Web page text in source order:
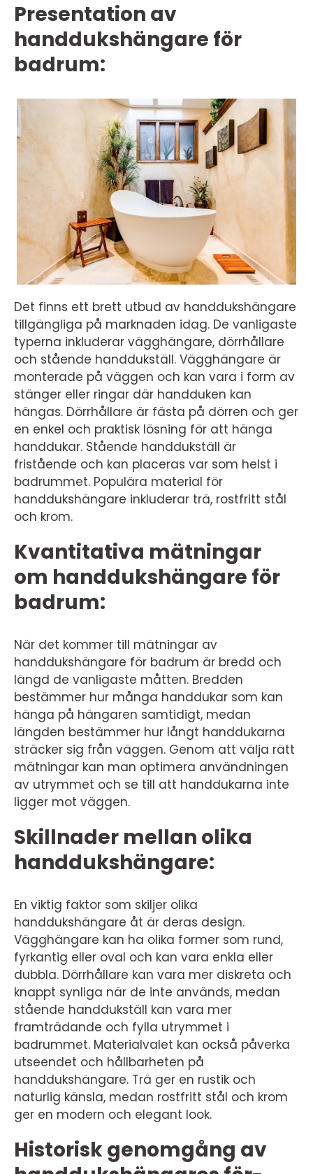
Presentation av
handdukshängare för
badrum:
Det finns ett brett utbud av handdukshängare
tillgängliga på marknaden idag. De vanligaste
typerna inkluderar vägghängare, dörrhållare
och stående handdukställ. Vägghängare är
monterade på väggen och kan vara i form av
stänger eller ringar där handduken kan
hängas. Dörrhållare är fästa på dörren och ger
en enkel och praktisk lösning för att hänga
handdukar. Stående handdukställ är
fristående och kan placeras var som helst i
badrummet. Populära material för
handdukshängare inkluderar trä, rostfritt stål
och krom.
Kvantitativa mätningar
om handdukshängare för
badrum:
När det kommer till mätningar av
handdukshängare för badrum är bredd och
längd de vanligaste måtten. Bredden
bestämmer hur många handdukar som kan
hänga på hängaren samtidigt, medan
längden bestämmer hur långt handdukarna
sträcker sig från väggen. Genom att välja rätt
mätningar kan man optimera användningen
av utrymmet och se till att handdukarna inte
ligger mot väggen.
Skillnader mellan olika
handdukshängare:
En viktig faktor som skiljer olika
handdukshängare åt är deras design.
Vägghängare kan ha olika former som rund,
fyrkantig eller oval och kan vara enkla eller
dubbla. Dörrhållare kan vara mer diskreta och
knappt synliga när de inte används, medan
stående handdukställ kan vara mer
framträdande och fylla utrymmet i
badrummet. Materialvalet kan också påverka
utseendet och hållbarheten på
handdukshängare. Trä ger en rustik och
naturlig känsla, medan rostfritt stål och krom
ger en modern och elegant look.
Historisk genomgång av